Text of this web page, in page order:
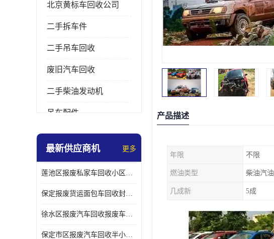
北京黄标车回收公司
二手拆车件
二手吊车回收
废旧汽车回收
二手柴油发动机
吊车配件
挖掘机拆车件
最新供应商机 更多
莲池区报废私家车回收小区上门拖车便捷
保定报废货运面包车回收封闭货车报废销户
徐水区报废汽车回收报废车辆补贴申请流程
保定市区报废汽车回收半小时上门现场估价
产品描述
年限 不限
燃油类型 柴油汽油
几成新 5成